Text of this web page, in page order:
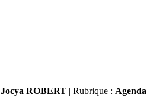
Jocya ROBERT | Rubrique : Agenda